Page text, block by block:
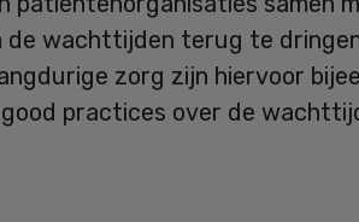
de wachttijden terug te
zorg zijn hiervoor
practices over de